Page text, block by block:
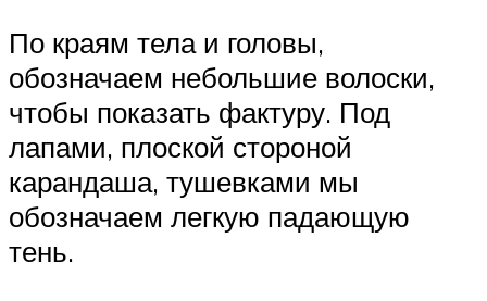
По краям тела и головы,
обозначаем небольшие волоски,
чтобы показать фактуру. Под
лапами, плоской стороной
карандаша, тушевками мы
обозначаем легкую падающую
тень.